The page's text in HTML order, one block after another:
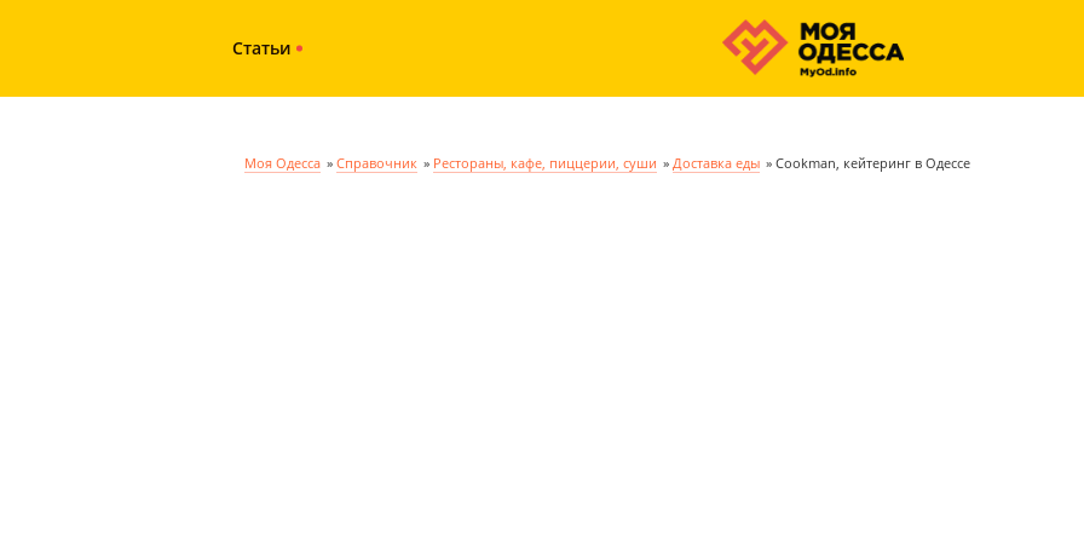
Статьи
Моя Одесса » Справочник » Рестораны, кафе, пиццерии, суши » Доставка еды » Cookman, кейтеринг в Одессе